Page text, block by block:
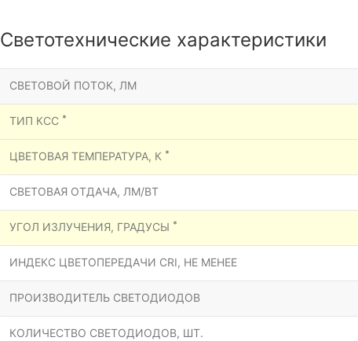
Светотехнические характеристики
СВЕТОВОЙ ПОТОК, ЛМ
ТИП КСС *
ЦВЕТОВАЯ ТЕМПЕРАТУРА, К *
СВЕТОВАЯ ОТДАЧА, ЛМ/ВТ
УГОЛ ИЗЛУЧЕНИЯ, ГРАДУСЫ *
ИНДЕКС ЦВЕТОПЕРЕДАЧИ CRI, НЕ МЕНЕЕ
ПРОИЗВОДИТЕЛЬ СВЕТОДИОДОВ
КОЛИЧЕСТВО СВЕТОДИОДОВ, ШТ.